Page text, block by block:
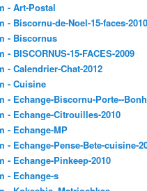
- Art-Postal
- Biscornu-de-Noel-15-faces-2010
- Biscornus
- BISCORNUS-15-FACES-2009
- Calendrier-Chat-2012
- Cuisine
- Echange-Biscornu-Porte--
- Echange-Citrouilles-2010
- Echange-MP
- Echange-Pense-Bete-cuisine-
- Echange-Pinkeep-2010
- Echange-s